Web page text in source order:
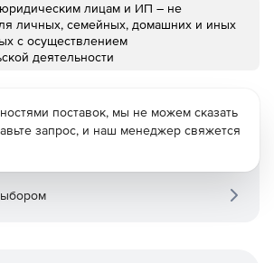
юридическим лицам и ИП – не
личных, семейных, домашних и иных
с осуществлением
деятельности
поставок, мы не можем сказать
запрос, и наш менеджер свяжется